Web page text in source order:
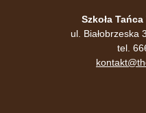
Szkoła
ul. Białobrzeska
tel.